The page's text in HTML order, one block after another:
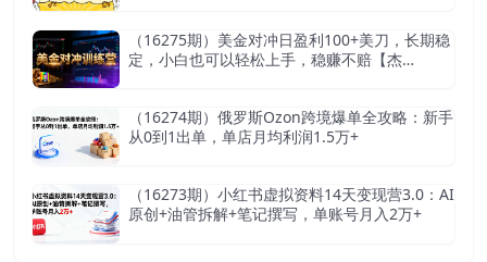
（16275期）美金对冲日盈利100+美刀，长期稳
定，小白也可以轻松上手，稳赚不赔【杰…
（16274期）俄罗斯Ozon跨境爆单全攻略：新手
从0到1出单，单店月均利润1.5万+
（16273期）小红书虚拟资料14天变现营3.0：AI
原创+油管拆解+笔记撰写，单账号月入2万+